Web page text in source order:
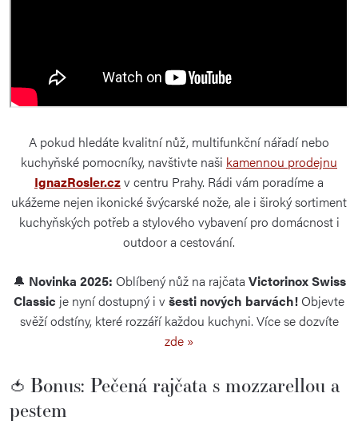
A pokud hledáte kvalitní nůž, multifunkční nářadí nebo
kuchyňské pomocníky, navštivte naši kamennou prodejnu
IgnazRosler.czv centru Prahy. Rádi vám poradíme a
ukážeme nejen ikonické švýcarské nože, ale i široký sortiment
kuchyňských potřeb a stylového vybavení pro domácnost i
outdoor a cestování.
🔔 Novinka 2025: Oblíbený nůž na rajčata Victorinox Swiss
Classic je nyní dostupný i všesti nových barvách! Objevte
svěží odstíny, které rozzáří každou kuchyni. Více se dozvíte
zde »
🍅 Bonus: Pečená rajčata s mozzarellou a
pestem